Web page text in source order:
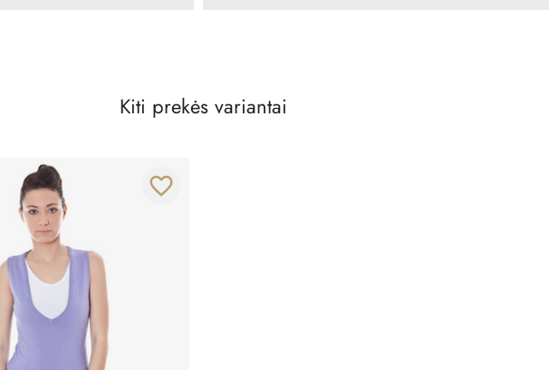
Kiti prekės variantai
favorite_border